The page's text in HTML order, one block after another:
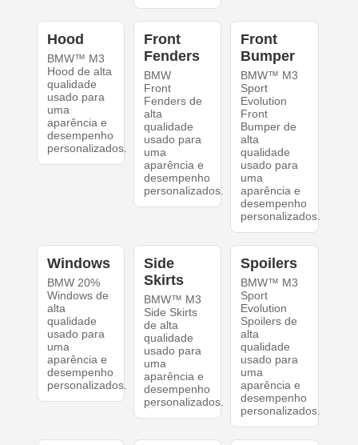
Hood
BMW™ M3
Hood de alta
qualidade
usado para
uma
aparência e
desempenho
personalizados.
Front
Fenders
BMW
Front
Fenders de
alta
qualidade
usado para
uma
aparência e
desempenho
personalizados.
Front
Bumper
BMW™ M3
Sport
Evolution
Front
Bumper de
alta
qualidade
usado para
uma
aparência e
desempenho
personalizados.
Windows
BMW 20%
Windows de
alta
qualidade
usado para
uma
aparência e
desempenho
personalizados.
Side
Skirts
BMW™ M3
Side Skirts
de alta
qualidade
usado para
uma
aparência e
desempenho
personalizados.
Spoilers
BMW™ M3
Sport
Evolution
Spoilers de
alta
qualidade
usado para
uma
aparência e
desempenho
personalizados.